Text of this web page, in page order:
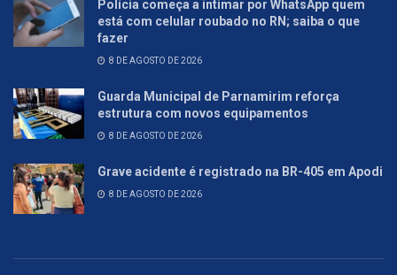
Polícia começa a intimar por WhatsApp quem
está com celular roubado no RN; saiba o que
fazer
8 DE AGOSTO DE 2026
Guarda Municipal de Parnamirim reforça
estrutura com novos equipamentos
8 DE AGOSTO DE 2026
Grave acidente é registrado na BR-405 em Apodi
8 DE AGOSTO DE 2026